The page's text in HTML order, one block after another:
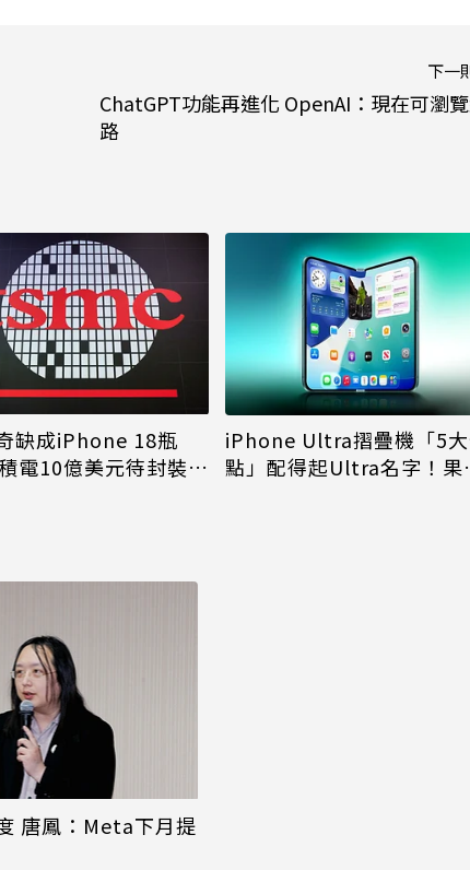
下一
ChatGPT功能再進化 OpenAI：現在可瀏
路
缺成iPhone 18瓶
電10億美元待封裝晶
iPhone Ultra摺疊機「5
點」配得起Ultra名字！果
唐鳳：Meta下月提